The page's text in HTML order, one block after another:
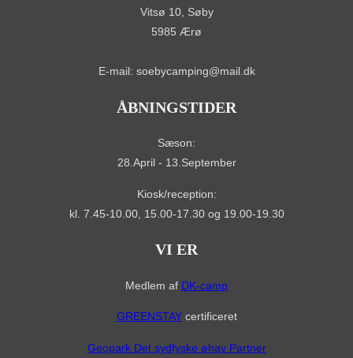
Vitsø 10, Søby
5985 Ærø
E-mail: soebycamping@mail.dk
ÅBNINGSTIDER
Sæson:
28.April - 13.September
Kiosk/reception:
kl. 7.45-10.00, 15.00-17.30 og 19.00-19.30
VI ER
Medlem af DK-camp
GREENSTAYcertificeret
Geopark Det sydfyske øhav Partner